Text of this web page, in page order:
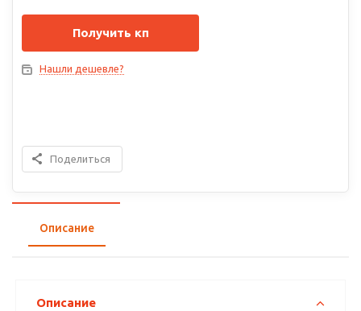
Получить кп
Нашли дешевле?
Поделиться
Описание
Описание